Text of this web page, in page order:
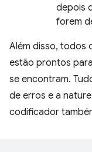
depois
forem
Além disso, todos
estão prontos
se encontram.
de erros e a
codificador